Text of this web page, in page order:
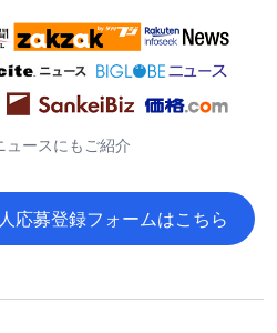
ュースにもご紹介
応募登録フォームはこちら